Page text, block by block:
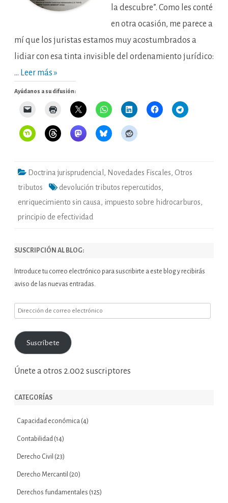
invisible
la
sobre
tipo
autonómico
la descubre”. Como les conté
en otra ocasión, me parece a
mí que los juristas estamos muy acostumbrados a
lidiar con esa tinta invisible del ordenamiento jurídico:
… Leer más »
Ayúdanos a su difusión:
Doctrina jurisprudencial , Novedades Fiscales, Otros
tributos
devolución tributos repercutidos,
enriquecimiento sin causa , impuesto sobre hidrocarburos,
principio de efectividad
SUSCRIPCIÓN AL BLOG:
Introduce tu correo electrónico para suscribirte a este blog y recibirás
aviso de las nuevas entradas.
Dirección
correo
electrónico
Suscríbete
Únete a otros 2.002 suscriptores
CATEGORÍAS
Capacidad económica (4)
Contabilidad (14)
Derecho Civil (23)
Derecho Mercantil (20)
Derechos fundamentales (125)